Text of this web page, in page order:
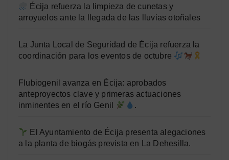
Écija refuerza la limpieza de cunetas y
arroyuelos ante la llegada de las lluvias otoñales
La Junta Local de Seguridad de Écija refuerza la
coordinación para los eventos de octubre
Flubiogenil avanza en Écija: aprobados
anteproyectos clave y primeras actuaciones
inminentes en el río Genil
.
El Ayuntamiento de Écija presenta alegaciones
a la planta de biogás prevista en La Dehesilla.